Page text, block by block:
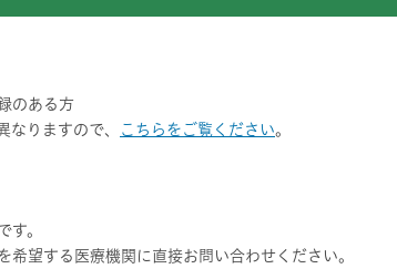
のある方
なりますので、
こちらをご覧ください。
す。
希望する医療機関に直接お問い合わせください。